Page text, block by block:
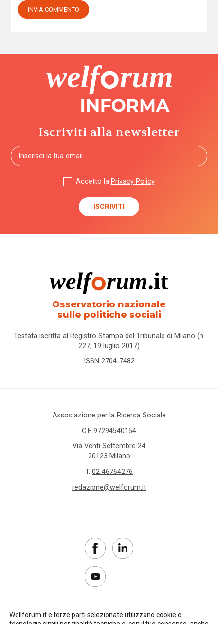
Iscriviti alla newsletter
Accetto la Privacy Policy
Osservatorio nazionale
sulle politiche sociali
Testata iscritta al Registro Stampa del Tribunale di Milano (n.
227, 19 luglio 2017)
ISSN 2704-7482
Associazione per la Ricerca Sociale
C.F. 97294540154
Via Venti Settembre 24
20123 Milano
T. 02 46764276
redazione@welforum.it
Wellforum.it e terze parti selezionate utilizzano cookie o